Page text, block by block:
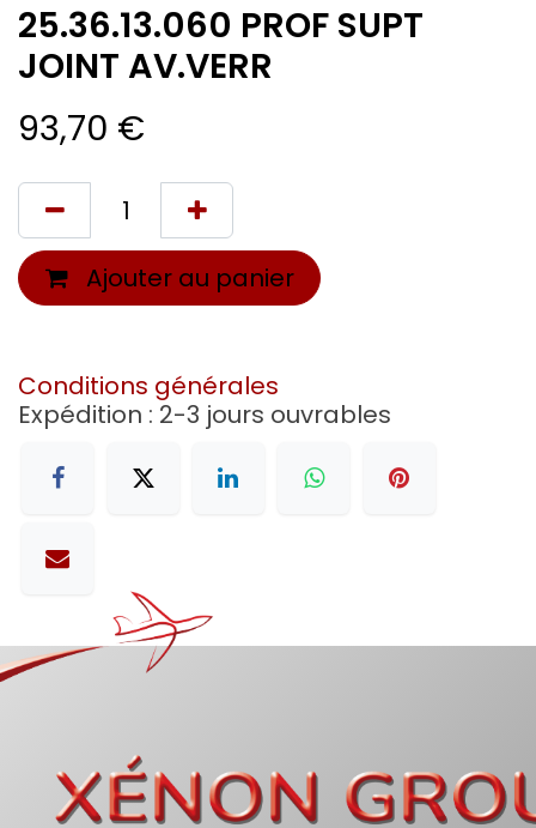
25.36.13.060 PROF SUPT
JOINT AV.VERR
93,70 €
Ajouter au panier
Conditions générales
Expédition : 2-3 jours ouvrables